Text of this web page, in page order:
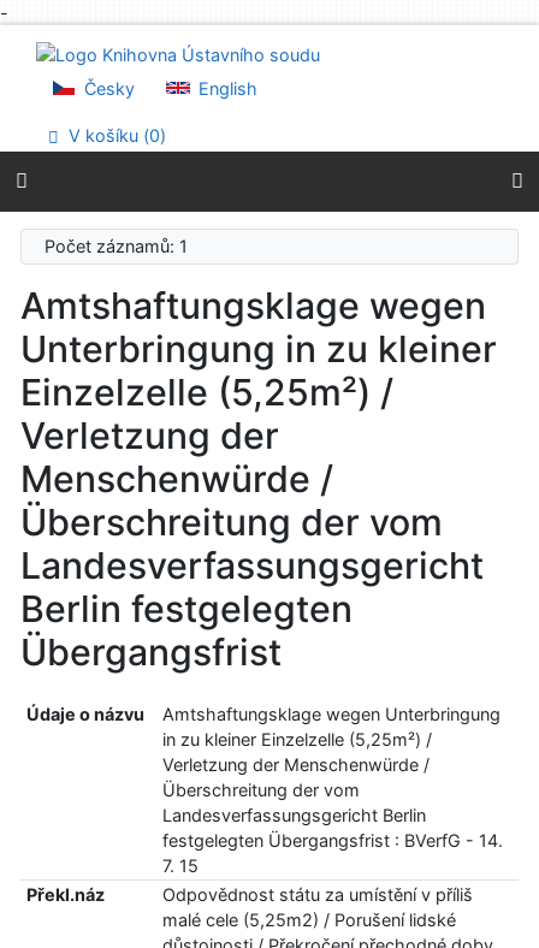
-
Přejít na menu
Prohlášení o webové přístupnosti
Česky English
V košíku (0)
Počet záznamů: 1
Amtshaftungsklage wegen
Unterbringung in zu kleiner
Einzelzelle (5,25m²) /
Verletzung der
Menschenwürde /
Überschreitung der vom
Landesverfassungsgericht
Berlin festgelegten
Übergangsfrist
Údaje o názvu
Amtshaftungsklage wegen Unterbringung
in zu kleiner Einzelzelle (5,25m²) /
Verletzung der Menschenwürde /
Überschreitung der vom
Landesverfassungsgericht Berlin
festgelegten Übergangsfrist : BVerfG - 14.
7. 15
Překl.náz
Odpovědnost státu za umístění v příliš
malé cele (5,25m2) / Porušení lidské